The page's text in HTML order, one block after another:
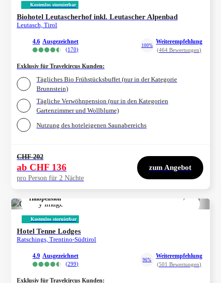
Kostenlos stornierbar
Biohotel Leutascherhof inkl. Leutascher Alpenbad
Leutasch, Tirol
4.6 ausgezeichnet
(170)
100%
Weiterempfehlung
(464 Bewertungen)
Exklusiv für Travelcircus Kunden:
Tägliches Bio Frühstücksbuffet (nur in der Kategorie
Brunnstein)
Tägliche Verwöhnpension (nur in den Kategorien
Gartenzimmer und Wollblume)
Nutzung des hoteleigenen Saunabereichs
CHF 202
ab CHF 136
pro Person für 2 Nächte
zum Angebot
Halbpension
Kostenlos stornierbar
Hotel Tenne Lodges
Ratschings, Trentino-Südtirol
4.9 ausgezeichnet
(299)
96%
Weiterempfehlung
(501 Bewertungen)
Exklusiv für Travelcircus Kunden: